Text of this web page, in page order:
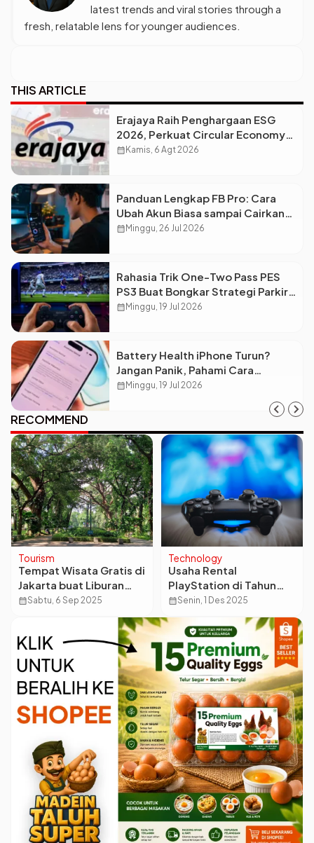
latest trends and viral stories through a
fresh, relatable lens for younger audiences.
THIS ARTICLE
Erajaya Raih Penghargaan ESG
2026, Perkuat Circular Economy
Lewat Pengelolaan Limbah
calendar_month Kamis, 6 Agt 2026
Panduan Lengkap FB Pro: Cara
Ubah Akun Biasa sampai Cairkan
Dolar ke Rekening
calendar_month Minggu, 26 Jul 2026
Rahasia Trik One-Two Pass PES
PS3 Buat Bongkar Strategi Parkir
Bus Lawan
calendar_month Minggu, 19 Jul 2026
Battery Health iPhone Turun?
Jangan Panik, Pahami Cara
Merawatnya Biar Awet!
calendar_month Minggu, 19 Jul 2026
RECOMMEND
Tourism
Tempat Wisata Gratis di
Jakarta buat Liburan
Hemat dan Seru
calendar_monthSabtu, 6 Sep 2025
Technology
Usaha Rental
PlayStation di Tahun
2026 Untung atau Rugi?
Ini Analisis Lengkapnya
calendar_monthSenin, 1 Des 2025